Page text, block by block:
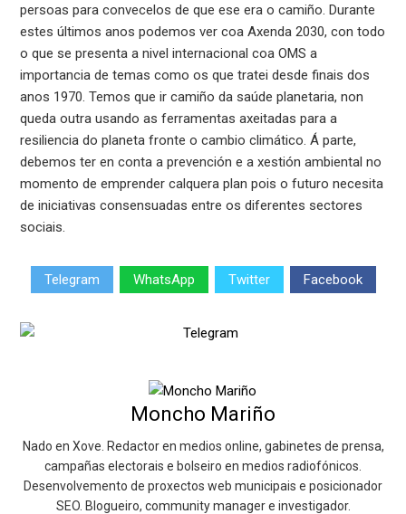
persoas para convecelos de que ese era o camiño. Durante
estes últimos anos podemos ver coa Axenda 2030, con todo
o que se presenta a nivel internacional coa OMS a
importancia de temas como os que tratei desde finais dos
anos 1970. Temos que ir camiño da saúde planetaria, non
queda outra usando as ferramentas axeitadas para a
resiliencia do planeta fronte o cambio climático. Á parte,
debemos ter en conta a prevención e a xestión ambiental no
momento de emprender calquera plan pois o futuro necesita
de iniciativas consensuadas entre os diferentes sectores
sociais.
Telegram WhatsApp Twitter Facebook
Moncho Mariño
Nado en Xove. Redactor en medios online, gabinetes de prensa,
campañas electorais e bolseiro en medios radiofónicos.
Desenvolvemento de proxectos web municipais e posicionador
SEO. Blogueiro, community manager e investigador.